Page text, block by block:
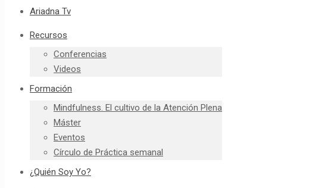
Ariadna Tv
Recursos
Conferencias
Videos
Formación
Mindfulness. El cultivo de la Atención Plena
Máster
Eventos
Círculo de Práctica semanal
¿Quién Soy Yo?